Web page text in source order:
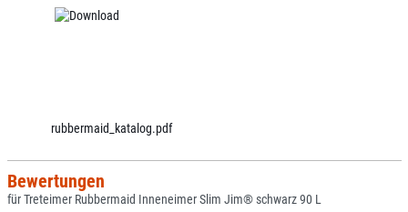
rubbermaid_katalog.pdf
Bewertungen
für Treteimer Rubbermaid Inneneimer Slim Jim® schwarz 90 L